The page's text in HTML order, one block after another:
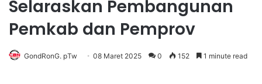
Selaraskan Pembangunan
Pemkab dan Pemprov
GondRonG. pTw 08 Maret 2025 0 152 1 minute read